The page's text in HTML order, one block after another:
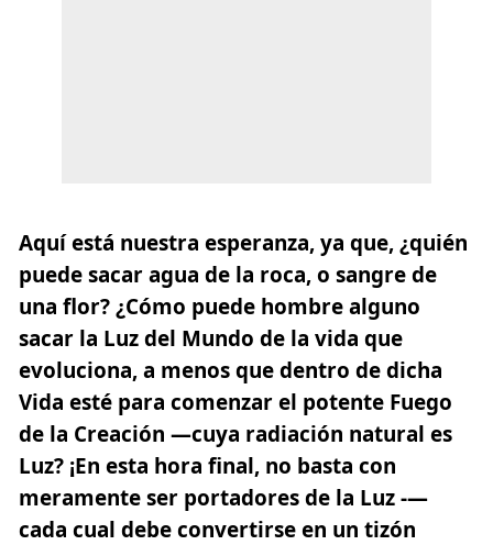
Aquí está nuestra esperanza, ya que, ¿quién
puede sacar agua de la roca, o sangre de
una flor? ¿Cómo puede hombre alguno
sacar la Luz del Mundo de la vida que
evoluciona, a menos que dentro de dicha
Vida esté para comenzar el potente Fuego
de la Creación —cuya radiación natural es
Luz? ¡En esta hora final, no basta con
meramente ser portadores de la Luz -—
cada cual debe convertirse en un tizón